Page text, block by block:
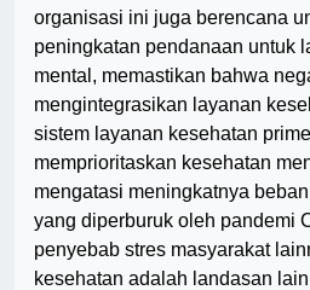
organisasi ini juga berencana
peningkatan pendanaan untuk
mental, memastikan bahwa
mengintegrasikan layanan
sistem layanan kesehatan
memprioritaskan kesehatan
mengatasi meningkatnya
yang diperburuk oleh pandemi
penyebab stres masyarakat
kesehatan adalah landasan